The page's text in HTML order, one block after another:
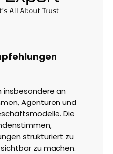
insbesondere an
Agenturen und
Die
strukturiert zu
zu machen.